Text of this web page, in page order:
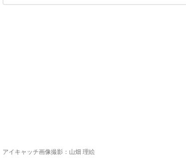
3｜刃物屋・福善「鍔（つば）」
✔️こちらの記事もおすすめ
アイキャッチ画像撮影：山畑 理絵